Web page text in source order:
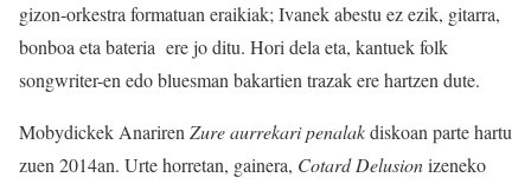
gizon-orkestra formatuan eraikiak; Ivanek abestu ez ezik, gitarra,
bonboa eta bateria ere jo ditu. Hori dela eta, kantuek folk
songwriter-en edo bluesman bakartien trazak ere hartzen dute.
Mobydickek AnarirenZure aurrekari penalakdiskoan parte hartu
zuen 2014an. Urte horretan, gainera, Cotard Delusionizeneko